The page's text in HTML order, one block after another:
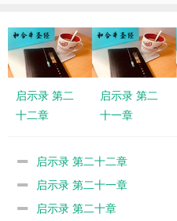
启示录 第二
十二章
启示录 第二
十一章
启示录 第二十二章
启示录 第二十一章
启示录 第二十章